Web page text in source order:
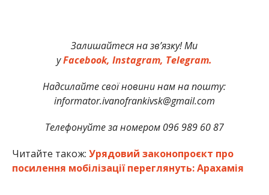
Залишайтеся на зв’язку! Ми
уFacebook, Instagram, Telegram.
Надсилайте свої новини нам на пошту:
informator.ivanofrankivsk@gmail.com
Телефонуйте за номером 096 989 60 87
Читайте також: Урядовий законопроєкт про
посилення мобілізації переглянуть: Арахамія